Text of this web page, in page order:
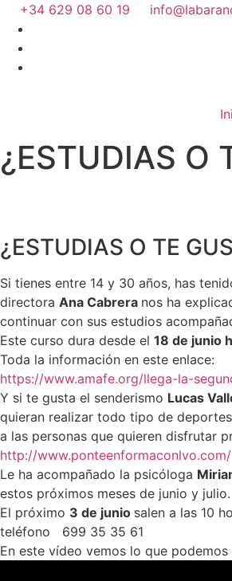
+34 629 08 60 19
¿ESTUDIAS O
¿ESTUDIAS O TE
Si tienes entre 14 y 30 años, has
directora Ana Cabrera nos ha
continuar con sus estudios
Este curso dura desde el 18 de junio
Toda la información en este enlace:
https://www.amafe.org/llega-la-
Y si te gusta el senderismo Lucas
quieran realizar todo tipo de
a las personas que quieren disfrutar
http://www.ponteenformaconlvo.com/
Le ha acompañado la psicóloga
estos próximos meses de junio y julio.
El próximo 3 de junio salen a las 10
teléfono 699 35 35 61
En este vídeo vemos lo que